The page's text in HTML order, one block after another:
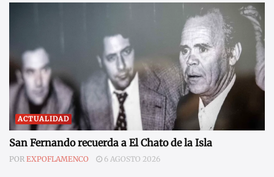
ACTUALIDAD
San Fernando recuerda a El Chato de la Isla
POR EXPOFLAMENCO 6 AGOSTO 2026